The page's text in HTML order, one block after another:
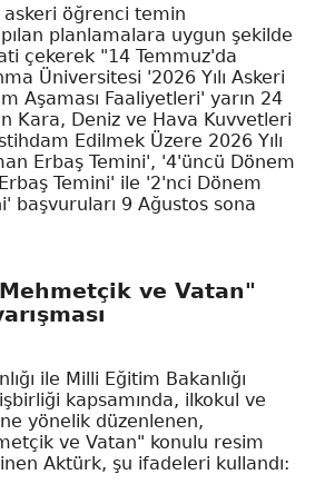
öğrenci temin
planlamalara uygun şekilde
çekerek "14 Temmuz'da
Üniversitesi '2026 Yılı Askeri
Aşaması Faaliyetleri' yarın 24
Kara, Deniz ve Hava Kuvvetleri
Edilmek Üzere 2026 Yılı
Erbaş Temini', '4'üncü Dönem
Temini' ile '2'nci Dönem
başvuruları 9 Ağustos sona
ve Vatan"
ile Milli Eğitim Bakanlığı
kapsamında, ilkokul ve
yönelik düzenlenen,
ve Vatan" konulu resim
Aktürk, şu ifadeleri kullandı: